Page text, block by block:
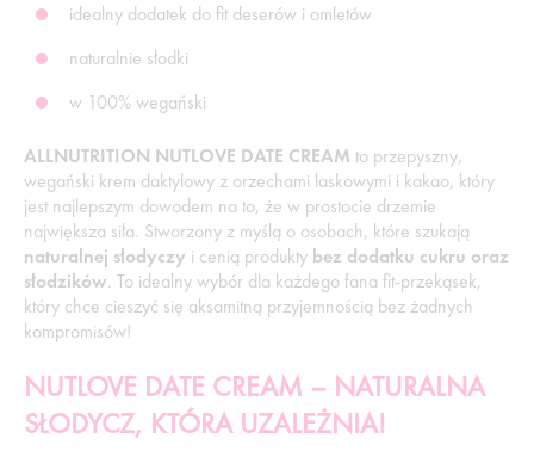
idealny dodatek do fit deserów i omletów
naturalnie słodki
w 100% wegański
ALLNUTRITION NUTLOVE DATE CREAM to przepyszny,
wegański krem daktylowy z orzechami laskowymi i kakao, który
jest najlepszym dowodem na to, że w prostocie drzemie
największa siła. Stworzony z myślą o osobach, które szukają
naturalnej słodyczy i cenią produkty bez dodatku cukru oraz
słodzików. To idealny wybór dla każdego fana fit-przekąsek,
który chce cieszyć się aksamitną przyjemnością bez żadnych
kompromisów!
NUTLOVE DATE CREAM – NATURALNA
SŁODYCZ, KTÓRA UZALEŻNIA!